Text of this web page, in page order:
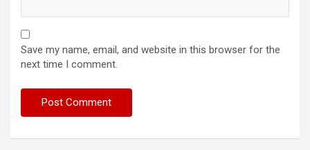
Save my name, email, and website in this browser for the
next time I comment.